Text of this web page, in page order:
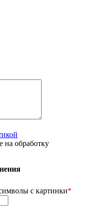
на обработку
с картинки*